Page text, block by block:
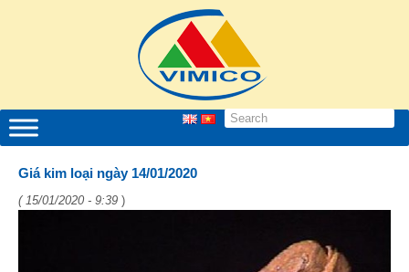
Giá kim loại ngày 14/01/2020
( 15/01/2020 - 9:39 )